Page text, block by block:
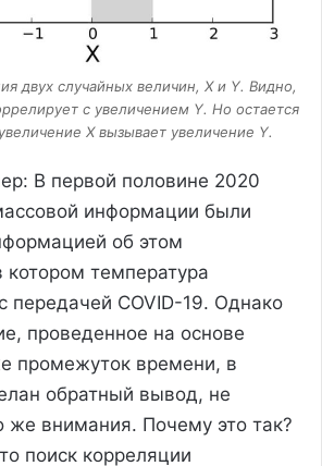
двух случайных величин, X и Y. Видно,
с увеличением Y. Но остается
X вызывает увеличение Y.
В первой половине 2020
информации были
об этом
котором температура
передачей COVID-19. Однако
проведенное на основе
промежуток времени, в
обратный вывод, не
же внимания. Почему это так?
поиск корреляции